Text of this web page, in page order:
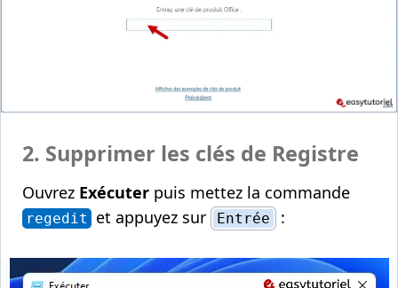
2. Supprimer les clés de Registre
Ouvrez Exécuter puis mettez la commande
regedit et appuyez sur Entrée :